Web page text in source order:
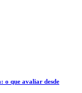
o que avaliar desde